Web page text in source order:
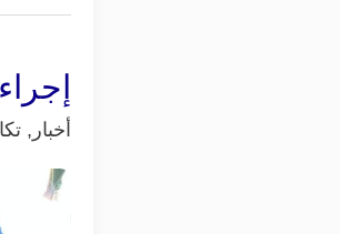
أخبار ,
إجراء
امتحان
الخياطة